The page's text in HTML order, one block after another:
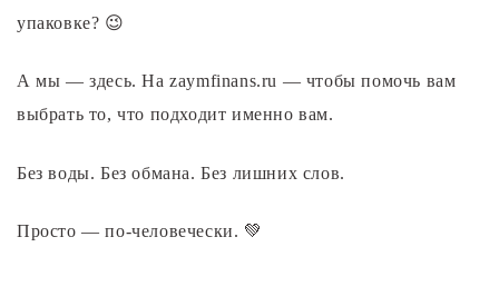
упаковке? 😉
А мы — здесь. На zaymfinans.ru — чтобы помочь вам
выбрать то, что подходит именно вам.
Без воды. Без обмана. Без лишних слов.
Просто — по-человечески. 💚